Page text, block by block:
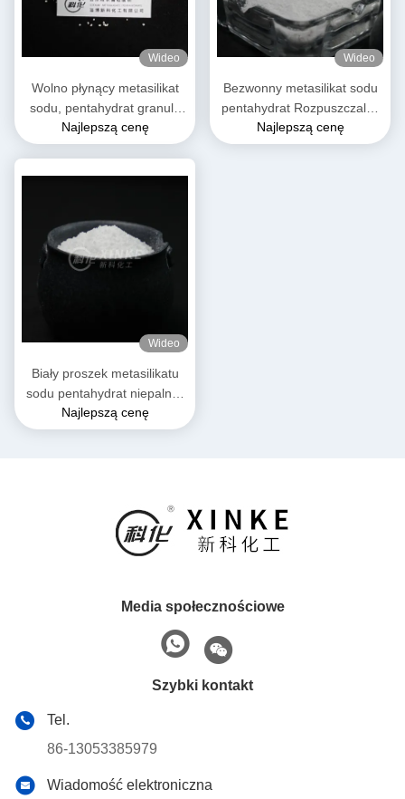
Wideo
Wolno płynący metasilikat
sodu, pentahydrat granule
Biały kolor
Najlepszą cenę
Wideo
Bezwonny metasilikat sodu
pentahydrat Rozpuszczalny
w wodzie Masa molekularna
212,14 g/mol
Najlepszą cenę
Wideo
Biały proszek metasilikatu
sodu pentahydrat niepalny i
nadający się do
przechowywania w suchym
Najlepszą cenę
Media społecznościowe
Szybki kontakt
Tel.
86-13053385979
Wiadomość elektroniczna